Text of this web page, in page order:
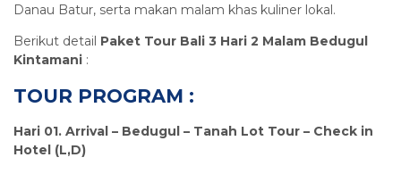
Danau Batur, serta makan malam khas kuliner lokal.
Berikut detail Paket Tour Bali 3 Hari 2 Malam Bedugul
Kintamani :
TOUR PROGRAM :
Hari 01. Arrival – Bedugul – Tanah Lot Tour – Check in
Hotel (L,D)